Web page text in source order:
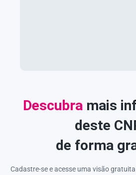
Descubra mais
deste
de forma
Cadastre-se e acesse uma visão